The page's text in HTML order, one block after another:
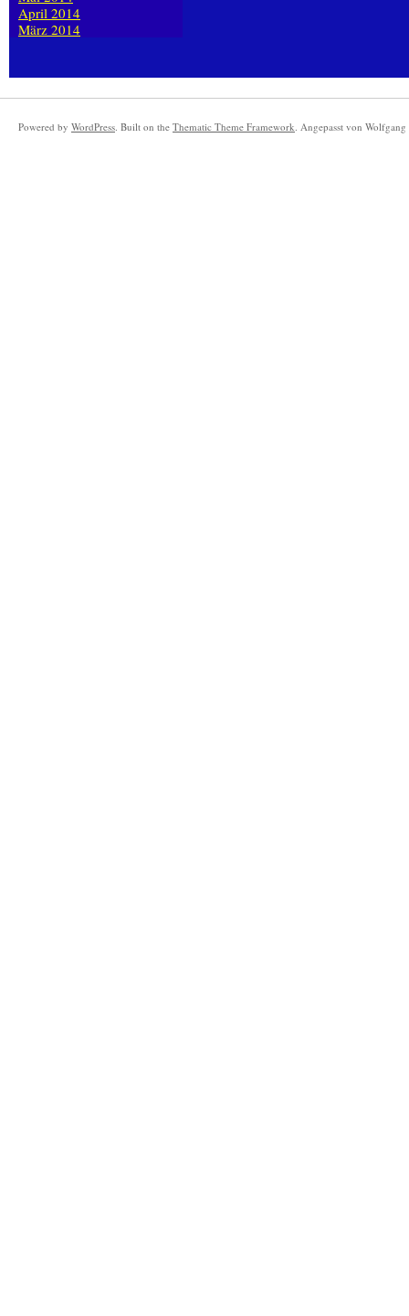
April 2014
März 2014
Powered by WordPress. Built on the Thematic Theme Framework. Angepasst von